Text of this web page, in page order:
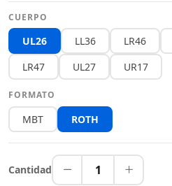
CUERPO
UL26 LL36 LR46
LR47
UL27 UR17
FORMATO
MBT ROTH
Cantidad 1